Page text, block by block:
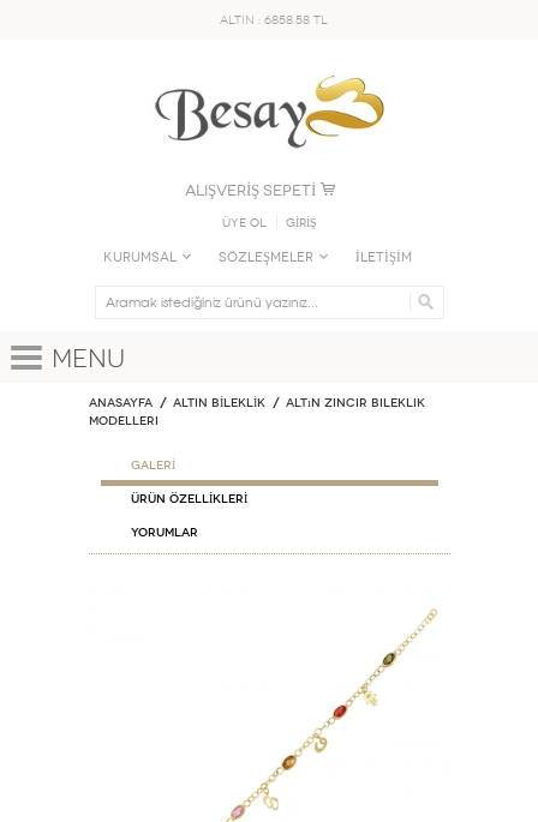
ALTIN : 6858.58 TL
ALIŞVERİŞ SEPETİ
Üye Ol GİRİŞ
KURUMSAL SÖZLEŞMELER İLETİŞİM
Menu
Anasayfa ALTIN BİLEKLİK
Altın Zincir Bileklik
Modelleri
GALERİ
ÜRÜN ÖZELLİKLERİ
Yorumlar